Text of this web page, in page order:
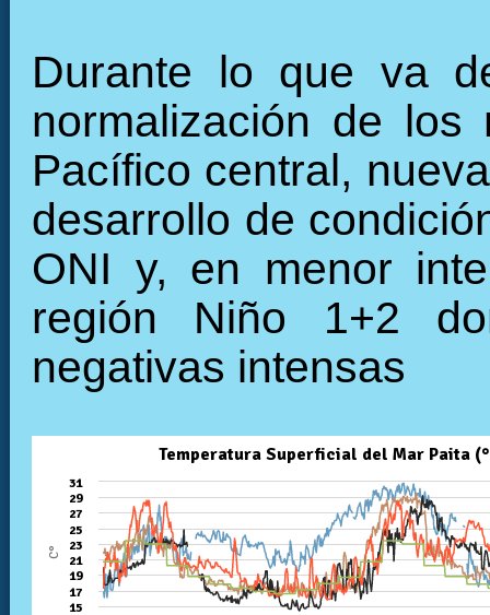
Durante lo que va
normalización de
Pacífico central,
desarrollo de
ONI y, en menor
región Niño 1+2
negativas intensas